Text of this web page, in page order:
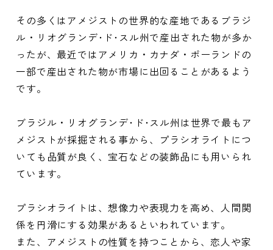
その多くはアメジストの世界的な産地であるブラジ
ル・リオグランデ･ド･スル州で産出された物が多か
ったが、最近ではアメリカ・カナダ・ポーランドの
一部で産出された物が市場に出回ることがあるよう
です。
ブラジル・リオグランデ･ド･スル州は世界で最もア
メジストが採掘される事から、プラシオライトにつ
いても品質が良く、宝石などの装飾品にも用いられ
ています。
プラシオライトは、想像力や表現力を高め、人間関
係を円滑にする効果があるといわれています。
また、アメジストの性質を持つことから、恋人や家